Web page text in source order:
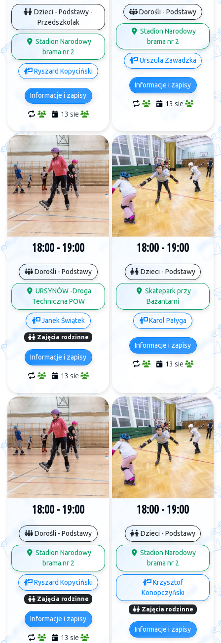
Dzieci - Podstawy -
Przedszkolak
Stadion Narodowy
brama nr 2
Ryszard Kopyciński
Informacje i zapisy
13 sie
Dorośli - Podstawy
Stadion Narodowy
brama nr 2
Urszula Zawadzka
Informacje i zapisy
13 sie
18:00 - 19:00
Dorośli - Podstawy
URSYNÓW -Droga
Techniczna POW
Janek Świątek
Zajęcia rodzinne
Informacje i zapisy
13 sie
18:00 - 19:00
Dzieci - Podstawy
Skatepark przy
Bażantarni
Karol Pałyga
Informacje i zapisy
13 sie
18:00 - 19:00
Dorośli - Podstawy
Stadion Narodowy
brama nr 2
Ryszard Kopyciński
Zajęcia rodzinne
Informacje i zapisy
13 sie
18:00 - 19:00
Dzieci - Podstawy
Stadion Narodowy
brama nr 2
Krzysztof
Konopczyński
Zajęcia rodzinne
Informacje i zapisy